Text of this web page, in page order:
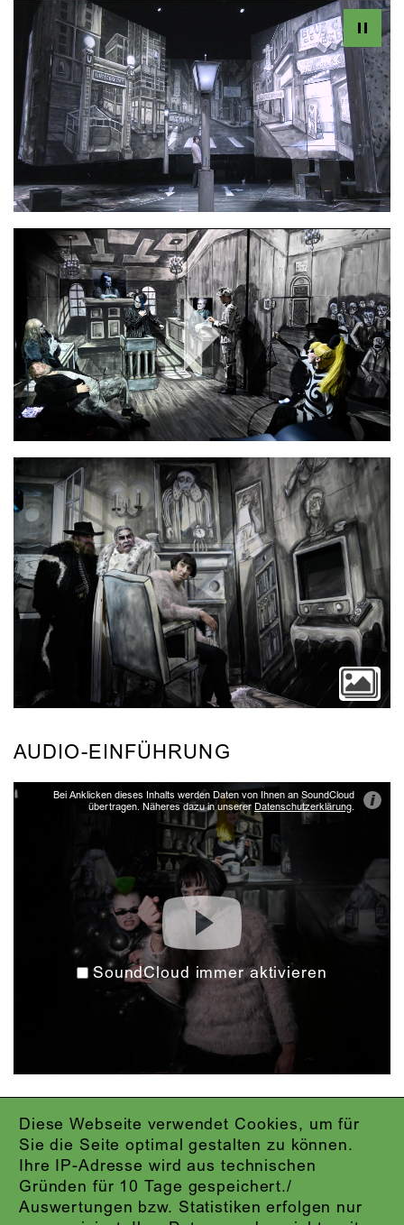
Diese Webseite verwendet Cookies, um für
Sie die Seite optimal gestalten zu können.
Ihre IP-Adresse wird aus technischen
Gründen für 10 Tage gespeichert./
Auswertungen bzw. Statistiken erfolgen nur
Play
Video
AUDIO-EINFÜHRUNG
Bei Anklicken dieses Inhalts werden Daten von Ihnen an SoundCloud
übertragen. Näheres dazu in unserer Datenschutzerklärung. i
SoundCloud immer aktivieren
IMPRESSUM
DATENSCHUTZ
AGB
KONTAKT
ABO-LOGIN